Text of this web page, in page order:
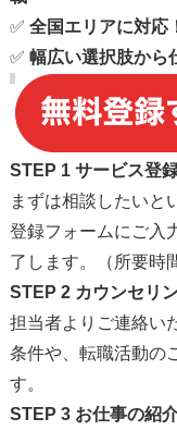
✅ 全国エリアに対応
✅ 幅広い選択肢から
STEP 1 サービス登
まずは相談したいと
登録フォームにご入
了します。（所要時
STEP 2 カウンセリ
担当者よりご連絡い
条件や、転職活動の
す。
STEP 3 お仕事の紹